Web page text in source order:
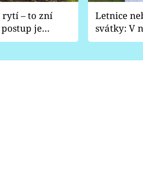
rytí – to zní
je
některé
Letnice
svátky: V
pondělí